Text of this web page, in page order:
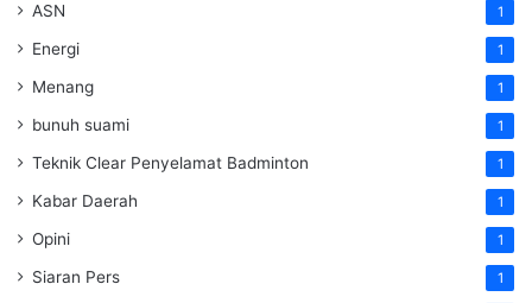
ASN 1
Energi 1
Menang 1
bunuh suami 1
Teknik Clear Penyelamat Badminton 1
Kabar Daerah 1
Opini 1
Siaran Pers 1